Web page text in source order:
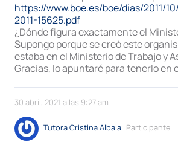
https://www.boe.es/boe/dias/2011/
2011-15625.pdf
¿Dónde figura exactamente el
Supongo porque se creó este
estaba en el Ministerio de Trabajo y
Gracias, lo apuntaré para tenerlo en
30 abril, 2021 a las 9:27 am
Tutora Cristina Albala Participante